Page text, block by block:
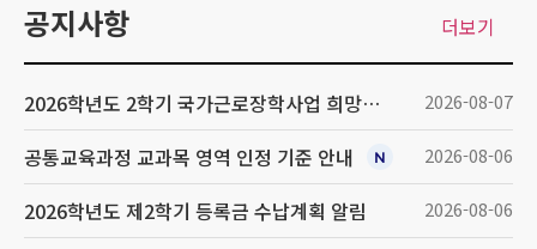
공지사항 더보기
2026학년도 2학기 국가근로장학사업 희망근로지 신청 안내 2026-08-07
공통교육과정 교과목 영역 인정 기준 안내 2026-08-06
2026학년도 제2학기 등록금 수납계획 알림 2026-08-06